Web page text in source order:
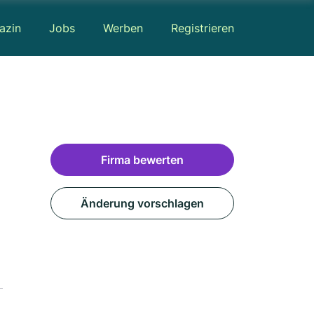
Jobs Werben Registrieren
Firma bewerten
Änderung vorschlagen